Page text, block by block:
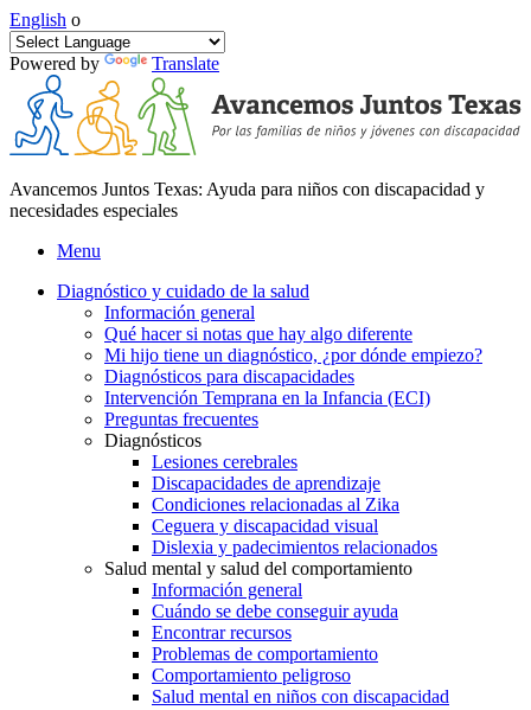
English o
Powered by Translate
Avancemos Juntos Texas: Ayuda para niños con discapacidad y
necesidades especiales
Menu
Diagnóstico y cuidado de la salud
Información general
Qué hacer si notas que hay algo diferente
Mi hijo tiene un diagnóstico, ¿por dónde empiezo?
Diagnósticos para discapacidades
Intervención Temprana en la Infancia (ECI)
Preguntas frecuentes
Diagnósticos
Lesiones cerebrales
Discapacidades de aprendizaje
Condiciones relacionadas al Zika
Ceguera y discapacidad visual
Dislexia y padecimientos relacionados
Salud mental y salud del comportamiento
Información general
Cuándo se debe conseguir ayuda
Encontrar recursos
Problemas de comportamiento
Comportamiento peligroso
Salud mental en niños con discapacidad